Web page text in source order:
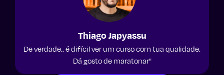
Thiago Japyassu
De verdade.. é difícil ver um curso com tua qualidade.
Dá gosto de maratonar"